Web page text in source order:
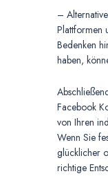
–
Plattformen
Bedenken
haben,
Facebook
von Ihren
Wenn Sie
glücklicher
richtige